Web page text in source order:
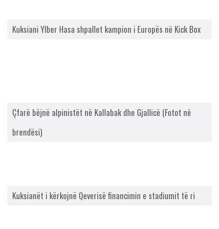
Kuksiani Ylber Hasa shpallet kampion i Europës në Kick Box
Çfarë bëjnë alpinistët në Kallabak dhe Gjallicë (Fotot në
brendësi)
Kuksianët i kërkojnë Qeverisë financimin e stadiumit të ri